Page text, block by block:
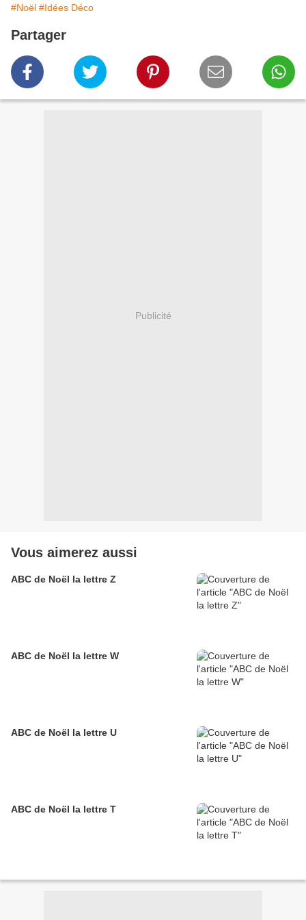
#Noël #Idées Déco
Partager
Publicité
Vous aimerez aussi
ABC de Noël la lettre Z
ABC de Noël la lettre W
ABC de Noël la lettre U
ABC de Noël la lettre T